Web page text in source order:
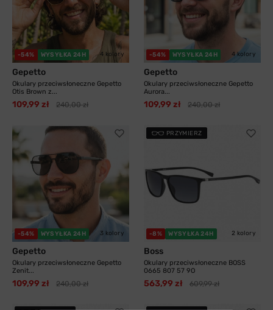
-54% WYSYŁKA 24H 4 kolory
Gepetto
Okulary przeciwsłoneczne Gepetto
Otis Brown z...
109,99 zł 240,00 zł
-54% WYSYŁKA 24H 4 kolory
Gepetto
Okulary przeciwsłoneczne Gepetto
Aurora...
109,99 zł 240,00 zł
-54% WYSYŁKA 24H 3 kolory
Gepetto
Okulary przeciwsłoneczne Gepetto
Zenit...
109,99 zł 240,00 zł
PRZYMIERZ
-8% WYSYŁKA 24H 2 kolory
Boss
Okulary przeciwsłoneczne BOSS
0665 807 57 9O
563,99 zł 609,99 zł